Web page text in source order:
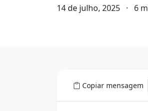
14 de julho, 2025 · 6
Copiar mensagem